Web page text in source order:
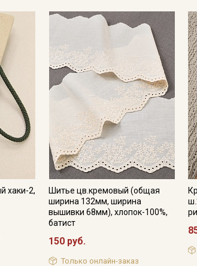
хаки-2,
Шитье цв.кремовый (общая
ширина 132мм, ширина
вышивки 68мм), хлопок-100%,
батист
150 руб.
Только онлайн-заказ
данных
и
данных
Даю